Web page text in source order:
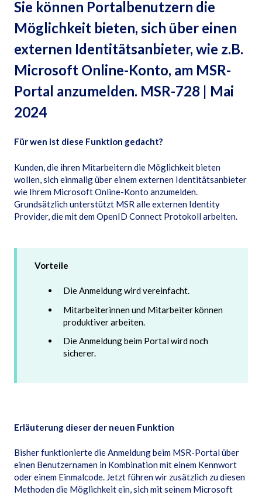
Sie können Portalbenutzern die
Möglichkeit bieten, sich über einen
externen Identitätsanbieter, wie z.B.
Microsoft Online-Konto, am MSR-
Portal anzumelden. MSR-728 | Mai
2024
Für wen ist diese Funktion gedacht?
Kunden, die ihren Mitarbeitern die Möglichkeit bieten
wollen, sich einmalig über einem externen Identitätsanbieter
wie Ihrem Microsoft Online-Konto anzumelden.
Grundsätzlich unterstützt MSR alle externen Identity
Provider, die mit dem OpenID Connect Protokoll arbeiten.
Vorteile
Die Anmeldung wird vereinfacht.
Mitarbeiterinnen und Mitarbeiter können
produktiver arbeiten.
Die Anmeldung beim Portal wird noch
sicherer.
Erläuterung dieser der neuen Funktion
Bisher funktionierte die Anmeldung beim MSR-Portal über
einen Benutzernamen in Kombination mit einem Kennwort
oder einem Einmalcode. Jetzt führen wir zusätzlich zu diesen
Methoden die Möglichkeit ein, sich mit seinem Microsoft